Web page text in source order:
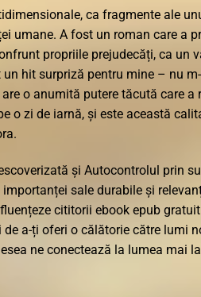
ca fragmente ale
umane. A fost un roman care a
propriile prejudecăți, ca un
hit surpriză pentru mine – nu
o anumită putere tăcută care a
o zi de iarnă, și este această
și Autocontrolul prin
sale durabile și
cititorii ebook epub
a-ți oferi o călătorie către lumi
ne conectează la lumea mai